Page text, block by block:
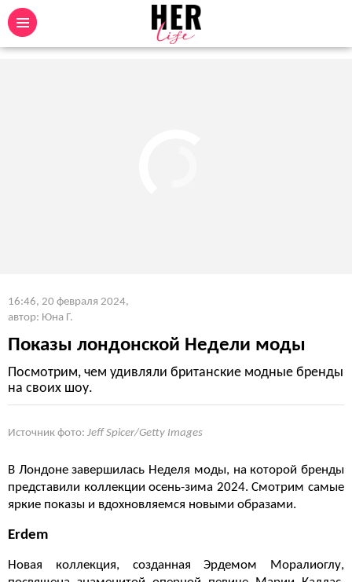
16:46, 20 февраля 2024,
автор: Юна Г.
Показы лондонской Недели моды
Посмотрим, чем удивляли британские модные бренды
на своих шоу.
Источник фото: Jeff Spicer/Getty Images
В Лондоне завершилась Неделя моды, на которой бренды
представили коллекции осень-зима 2024. Смотрим самые
яркие показы и вдохновляемся новыми образами.
Erdem
Новая коллекция, созданная Эрдемом Моралиоглу,